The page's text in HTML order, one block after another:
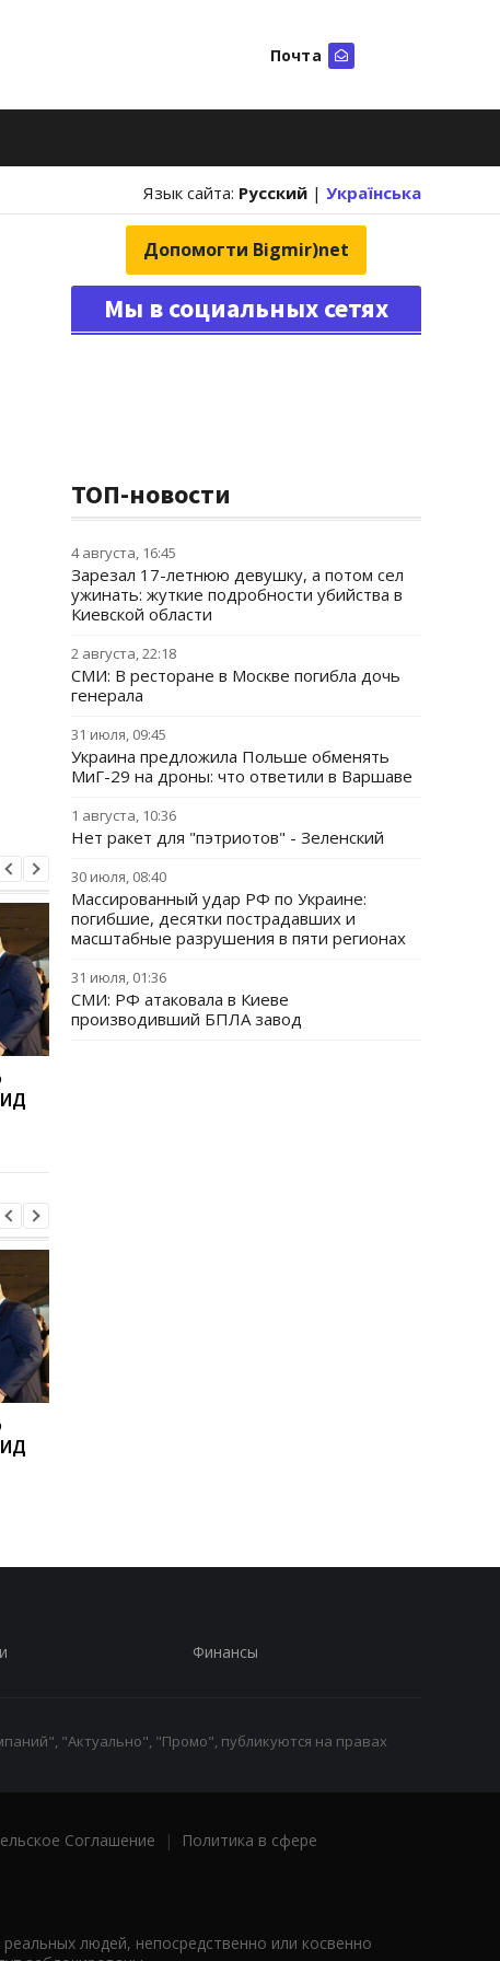
Почта
Язык сайта: Русский | Українська
Допомогти Bigmir)net
Мы в социальных сетях
ТОП-новости
4 августа, 16:45
Зарезал 17-летнюю девушку, а потом сел
ужинать: жуткие подробности убийства в
Киевской области
2 августа, 22:18
СМИ: В ресторане в Москве погибла дочь
генерала
31 июля, 09:45
Украина предложила Польше обменять
МиГ-29 на дроны: что ответили в Варшаве
1 августа, 10:36
Нет ракет для "пэтриотов" - Зеленский
30 июля, 08:40
Массированный удар РФ по Украине:
погибшие, десятки пострадавших и
масштабные разрушения в пяти регионах
31 июля, 01:36
СМИ: РФ атаковала в Киеве
производивший БПЛА завод
Финансы
"Актуально", "Промо", публикуются на правах
Соглашение |
Политика в сфере
людей, непосредственно или косвенно